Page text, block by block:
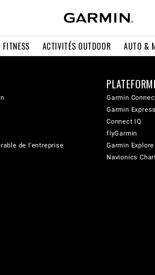
FITNESS ACTIVITÉS OUTDOOR AUTO &
de l'entreprise
Garmin
Garmin Express
Connect IQ
flyGarmin
Garmin Explore
Navionics